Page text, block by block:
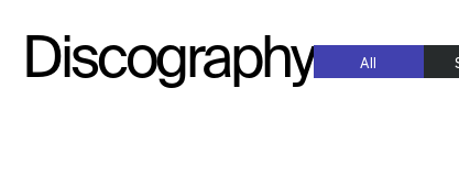
Discography All